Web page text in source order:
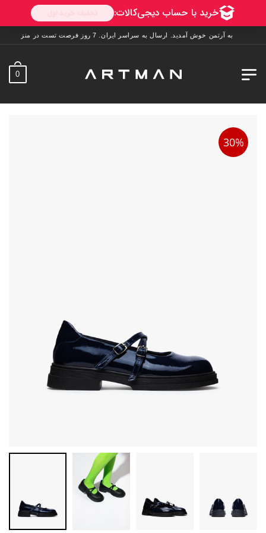
به آرتمن خوش آمدید. ارسال به سراسر ایران. 7 روز فرصت تست در منزل. 1 سال خدمات پس از فروش.
0
30%